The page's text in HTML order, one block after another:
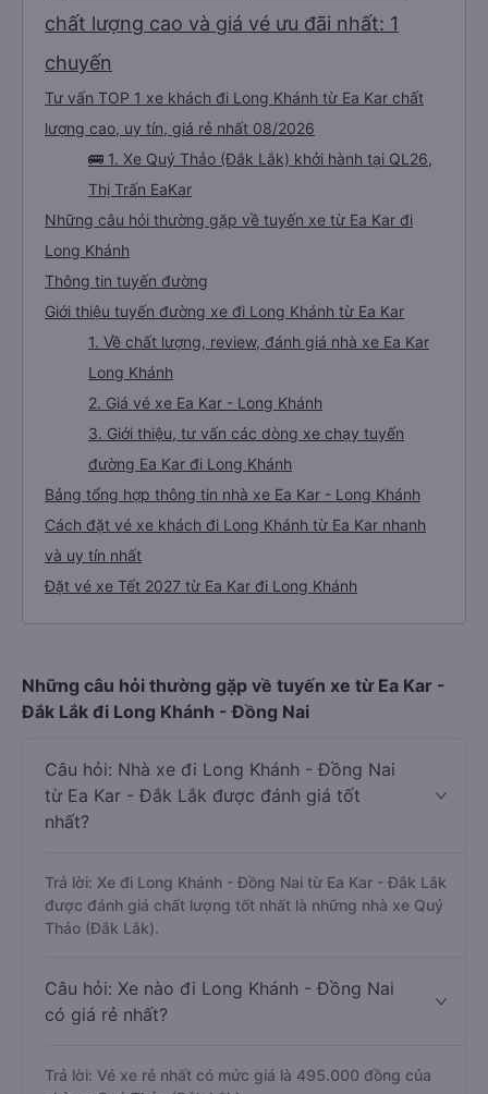
chất lượng cao và giá vé ưu đãi nhất: 1
chuyến
Tư vấn TOP 1 xe khách đi Long Khánh từ Ea Kar chất
lượng cao, uy tín, giá rẻ nhất 08/2026
🚌 1. Xe Quý Thảo (Đắk Lắk) khởi hành tại QL26,
Thị Trấn EaKar
Những câu hỏi thường gặp về tuyến xe từ Ea Kar đi
Long Khánh
Thông tin tuyến đường
Giới thiệu tuyến đường xe đi Long Khánh từ Ea Kar
1. Về chất lượng, review, đánh giá nhà xe Ea Kar
Long Khánh
2. Giá vé xe Ea Kar - Long Khánh
3. Giới thiệu, tư vấn các dòng xe chạy tuyến
đường Ea Kar đi Long Khánh
Bảng tổng hợp thông tin nhà xe Ea Kar - Long Khánh
Cách đặt vé xe khách đi Long Khánh từ Ea Kar nhanh
và uy tín nhất
Đặt vé xe Tết 2027 từ Ea Kar đi Long Khánh
Những câu hỏi thường gặp về tuyến xe từ Ea Kar -
Đắk Lắk đi Long Khánh - Đồng Nai
Câu hỏi: Nhà xe đi Long Khánh - Đồng Nai
từ Ea Kar - Đắk Lắk được đánh giá tốt
nhất?
Trả lời: Xe đi Long Khánh - Đồng Nai từ Ea Kar - Đắk Lắk
được đánh giá chất lượng tốt nhất là những nhà xe Quý
Thảo (Đắk Lắk).
Câu hỏi: Xe nào đi Long Khánh - Đồng Nai
có giá rẻ nhất?
Trả lời: Vé xe rẻ nhất có mức giá là 495.000 đồng của